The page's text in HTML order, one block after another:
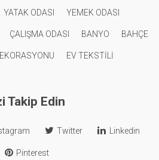
YATAK ODASI YEMEK ODASI
ÇALIŞMA ODASI BANYO BAHÇE
EV TEKSTİLİ
Takip Edin
Twitter Linkedin
Pinterest